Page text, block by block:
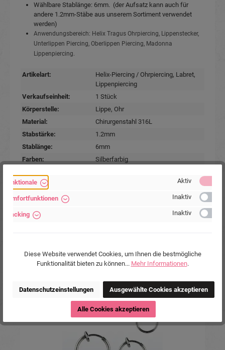
Wählbare Stablänge: 6mm. (der Aufsatz kann auch für
andere 1.2mm-Stäbe aus unserem Sortiment verwendet
werden)
Anwendungsbereich: Helix Tragus Ohrpiercing, Lippenstecker,
Unterlippen Piercing, Oberlippen Piercing, Madonna
Lippenpiercing.
Artikelart: Helix-Piercing / Ohrpiercing, Labret,
Lippenpiercing
Verkaufseinheit:
1 Stück
Körperstelle:
Lippe, Ohr
Material:
Chirurgenstahl 316L
Stabstärke:
1.2mm
Stablänge:
6mm
Farben:
Silberfarbig
Hersteller:
Michael Jakob, Piercing-Store.com,
Wehrhainer Lindenstr. 28, 04936
Produktgalerie überspringen
Ähnliche Produkte
Funktionale Aktiv
Komfortfunktionen Inaktiv
Tracking Inaktiv
Diese Website verwendet Cookies, um Ihnen die bestmögliche
Funktionalität bieten zu können... Mehr Informationen.
Datenschutzeinstellungen Ausgewählte Cookies akzeptieren
Alle Cookies akzeptieren